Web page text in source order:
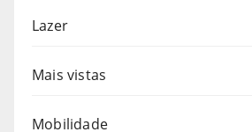
Lazer
Mais vistas
Mobilidade